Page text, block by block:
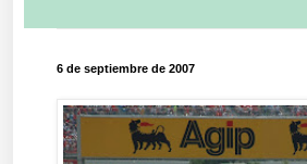
6 de septiembre de 2007